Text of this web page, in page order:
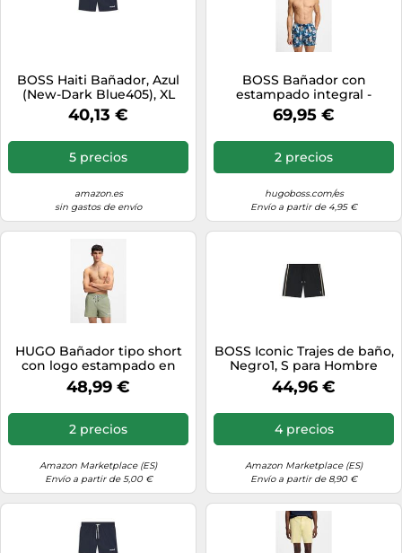
BOSS Haiti Bañador, Azul
(New-Dark Blue405), XL
para Hombre
40,13 €
5 precios
amazon.es
sin gastos de envío
BOSS Bañador con
estampado integral -
StylePiranha, 50508844
Celeste L
69,95 €
2 precios
hugoboss.com/es
Envío a partir de 4,95 €
HUGO Bañador tipo short
con logo estampado en
contraste - StyleHAITI,
50469312 Verde L
48,99 €
2 precios
Amazon Marketplace (ES)
Envío a partir de 5,00 €
BOSS Iconic Trajes de baño,
Negro1, S para Hombre
44,96 €
4 precios
Amazon Marketplace (ES)
Envío a partir de 8,90 €